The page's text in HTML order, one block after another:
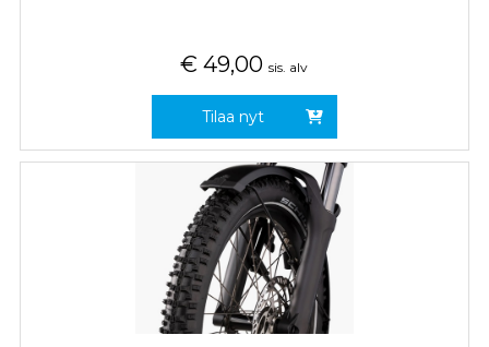
€ 49,00 sis. alv
Tilaa nyt